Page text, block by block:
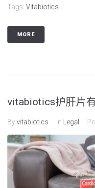
Tags: Vitabiotics
MORE
vitabiotics护肝片
Byvitabiotics In Legal